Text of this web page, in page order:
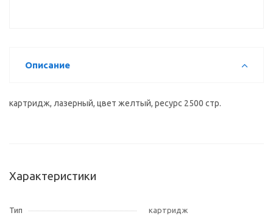
Описание
картридж, лазерный, цвет желтый, ресурс 2500 стр.
Характеристики
Тип
картридж